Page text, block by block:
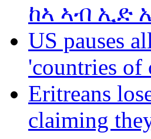
ከኣ ኣብ ኢድ
US pauses
'countries of
Eritreans
claiming